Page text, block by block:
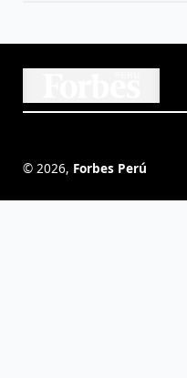
© 2026, Forbes Perú